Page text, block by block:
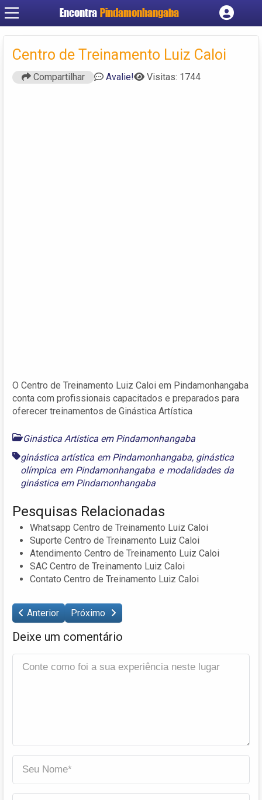
Encontra Pindamonhangaba
Cadastrar empresa
Criar conta
Centro de Treinamento Luiz Caloi
Compartilhar Avalie! Visitas: 1744
O Centro de Treinamento Luiz Caloi em Pindamonhangaba
conta com profissionais capacitados e preparados para
oferecer treinamentos de Ginástica Artística
Ginástica Artística em Pindamonhangaba
ginástica artística em Pindamonhangaba, ginástica
olímpica em Pindamonhangaba e modalidades da
ginástica em Pindamonhangaba
Pesquisas Relacionadas
Whatsapp Centro de Treinamento Luiz Caloi
Suporte Centro de Treinamento Luiz Caloi
Atendimento Centro de Treinamento Luiz Caloi
SAC Centro de Treinamento Luiz Caloi
Contato Centro de Treinamento Luiz Caloi
Anterior Próximo
Deixe um comentário